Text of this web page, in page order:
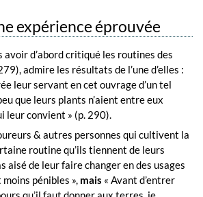
expérience éprouvée
avoir d’abord critiqué les routines des
admire les résultats de l’une d’elles :
leur servant en cet ouvrage d’un tel
que leurs plants n’aient entre eux
leur convient » (p. 290).
& autres personnes qui cultivent la
routine qu’ils tiennent de leurs
aisé de leur faire changer en des usages
pénibles », mais « Avant d’entrer